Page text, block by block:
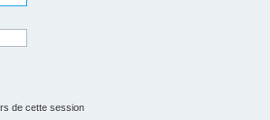
de cette session